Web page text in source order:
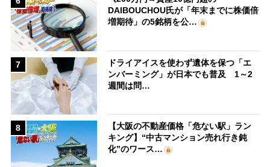
DAIBOUCHOU氏が「年末までに株価倍
増期待」の5銘柄を公…
7
ドライアイスを使わず遺体を保つ「エ
ンバーミング」が日本でも普及 1～2
週間は問…
8
【大阪の不動産価格「危ない駅」ラン
キング】“中古マンション売れ行き鈍
化”のワース…